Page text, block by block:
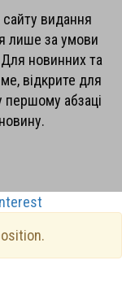
сайту видання
лише за умови
новинних та
відкрите для
першому абзаці